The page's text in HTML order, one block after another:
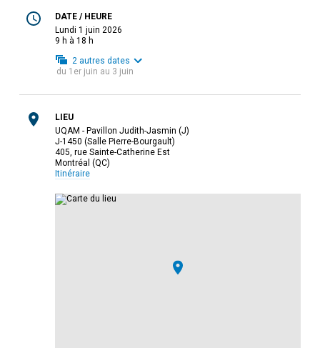
DATE / HEURE
lundi 1 juin 2026
9 h à 18 h
2 autres dates
du 1er juin au 3 juin
LIEU
UQAM - Pavillon Judith-Jasmin (J)
J-1450 (Salle Pierre-Bourgault)
405, rue Sainte-Catherine Est
Montréal (QC)
Itinéraire